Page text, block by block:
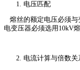
电压匹配
熔丝的额定电压必须与
电变压器必须选用10kV
电流计算与倍数关